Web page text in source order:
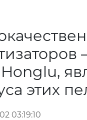
этих
03:19:10